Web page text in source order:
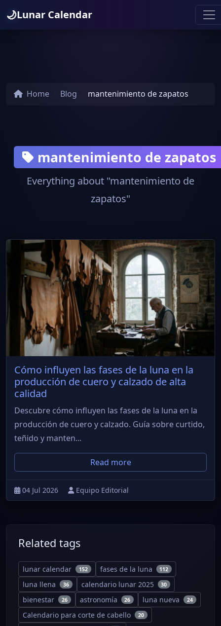
🌙Lunar Calendar
Home Blog mantenimiento de zapatos
mantenimiento de zapatos
Everything about "mantenimiento de
zapatos"
Cómo influyen las fases de la luna en la
producción de cuero y calzado de alta
calidad
Descubre cómo influyen las fases de la luna en la
producción de cuero y calzado. Guía sobre curtido,
teñido y manten...
Read more
04 Jul 2026 Equipo Editorial
Related tags
lunar calendar 152 fases de la luna 112
luna llena 36 calendario lunar 2025 30
bienestar 26 astronomía 26 luna nueva 24
Calendario para corte de cabello 20